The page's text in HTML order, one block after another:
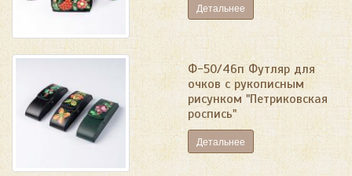
Детальнее
Ф-50/46п Футляр для
очков с рукописным
рисунком "Петриковская
роспись"
Детальнее